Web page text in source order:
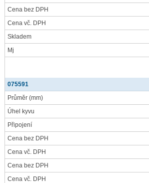
Cena bez DPH
Cena vč. DPH
Skladem
Mj
075591
Průměr (mm)
Úhel kyvu
Připojení
Cena bez DPH
Cena vč. DPH
Cena bez DPH
Cena vč. DPH